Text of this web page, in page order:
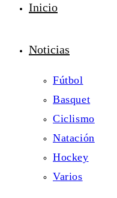
Inicio
Noticias
Fútbol
Basquet
Ciclismo
Natación
Hockey
Varios